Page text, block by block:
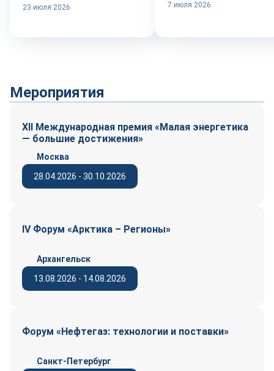
23 июля 2026 7 июля 2026
Мероприятия
XII Международная премия «Малая энергетика
— большие достижения»
28.04.2026 - 30.10.2026
Москва
IV Форум «Арктика – Регионы»
13.08.2026 - 14.08.2026
Архангельск
Форум «Нефтегаз: технологии и поставки»
Санкт-Петербург